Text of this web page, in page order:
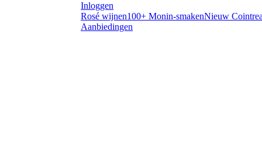
Inloggen
Rosé wijnen100+ Monin-smakenNieuw
Aanbiedingen